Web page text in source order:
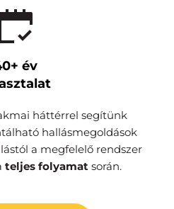
év
háttérrel segítünk
hallásmegoldások
a megfelelő rendszer
teljes folyamat során.